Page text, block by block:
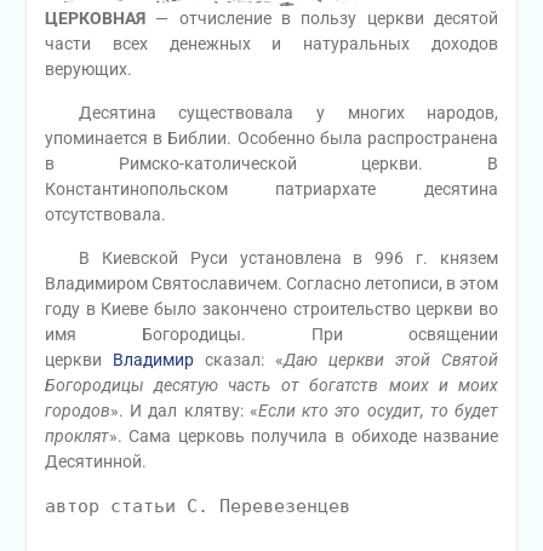
ЦЕРКОВНАЯ— отчисление в пользу церкви десятой
части всех денежных и натуральных доходов
верующих.
Десятина существовала у многих народов,
упоминается в Библии. Особенно была распространена
в Римско-католической церкви. В
Константинопольском патриархате десятина
отсутствовала.
В Киевской Руси установлена в 996 г. князем
Владимиром Святославичем. Согласно летописи, в этом
году в Киеве было закончено строительство церкви во
имя Богородицы. При освящении
церкви Владимирсказал: «Даю церкви этой Святой
Богородицы десятую часть от богатств моих и моих
городов». И дал клятву: «Если кто это осудит, то будет
проклят». Сама церковь получила в обиходе название
Десятинной.
автор статьи С. Перевезенцев